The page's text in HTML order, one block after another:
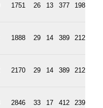
1751 26 13 377 198
1888 29 14 389 212
2170 29 14 389 212
2846 33 17 412 239